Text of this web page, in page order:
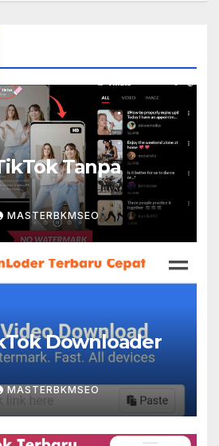
Tanpa
MASTERBKMSEO
Downloader
MASTERBKMSEO